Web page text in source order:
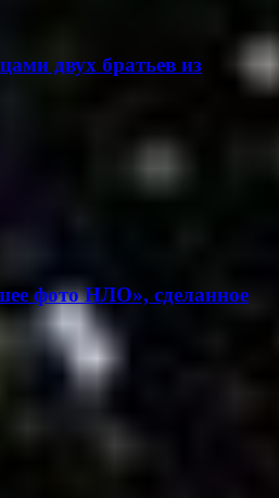
двух братьев из
фото НЛО», сделанное